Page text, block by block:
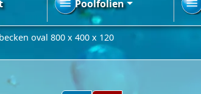
Poolfolien
oval 800 x 400 x 120